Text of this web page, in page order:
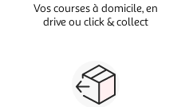
Vos courses à domicile, en
drive ou click & collect